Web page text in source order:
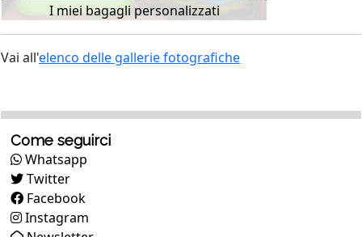
I miei bagagli personalizzati
Vai all'elenco delle gallerie fotografiche
Come seguirci
Whatsapp
Twitter
Facebook
Instagram